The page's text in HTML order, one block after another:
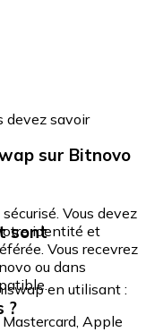
devez savoir
sur Bitnovo
Vous devez
identité et
Vous recevrez
ou dans
sont
en utilisant :
Apple
?